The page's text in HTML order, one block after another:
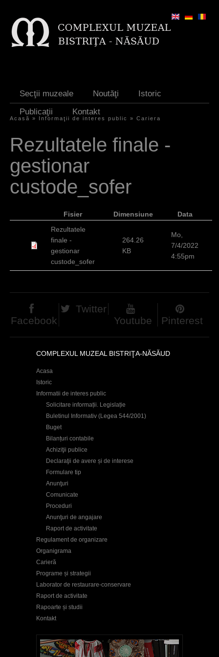
Secţii muzeale Noutăţi
Istoric
Publicaţii
Kontakt
i
e
s
i
r
Acasă » Informaţii de interes public » Cariera
Rezultatele finale -
gestionar
custode_sofer
Fisier Dimensiune
Data
Rezultatele
finale -
gestionar
custode_sofer
264.26
KB
Mo,
7/4/2022
4:55pm
Facebook
Twitter
Youtube
Pinterest
COMPLEXUL MUZEAL BISTRIŢA-NĂSĂUD
Acasa
Istoric
Informatii de interes public
Solicitare informații. Legislație
Buletinul Informativ (Legea 544/2001)
Buget
Bilanțuri contabile
Achiziţii publice
Declaraţii de avere și de interese
Formulare tip
Anunţuri
Comunicate
Proceduri
Anunţuri de angajare
Raport de activitate
Regulament de organizare
Organigrama
Carieră
Programe și strategii
Laborator de restaurare-conservare
Raport de activitate
Rapoarte și studii
Kontakt